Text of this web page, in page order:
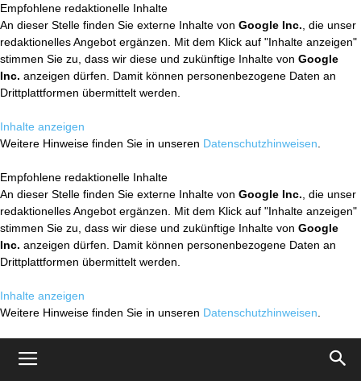
Empfohlene redaktionelle Inhalte
An dieser Stelle finden Sie externe Inhalte von Google Inc. , die unser
redaktionelles Angebot ergänzen. Mit dem Klick auf "Inhalte anzeigen"
stimmen Sie zu, dass wir diese und zukünftige Inhalte von Google
Inc. anzeigen dürfen. Damit können personenbezogene Daten an
Drittplattformen übermittelt werden.
Inhalte anzeigen
Weitere Hinweise finden Sie in unseren Datenschutzhinweisen
Empfohlene redaktionelle Inhalte
An dieser Stelle finden Sie externe Inhalte von Google Inc. , die unser
redaktionelles Angebot ergänzen. Mit dem Klick auf "Inhalte anzeigen"
stimmen Sie zu, dass wir diese und zukünftige Inhalte von Google
Inc. anzeigen dürfen. Damit können personenbezogene Daten an
Drittplattformen übermittelt werden.
Inhalte anzeigen
Weitere Hinweise finden Sie in unseren Datenschutzhinweisen